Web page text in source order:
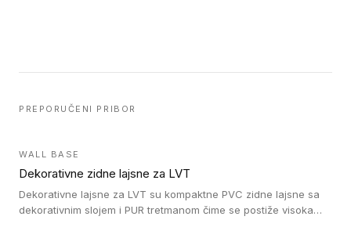
PREPORUČENI PRIBOR
WALL BASE
Dekorativne zidne lajsne za LVT
Dekorativne lajsne za LVT su kompaktne PVC zidne lajsne sa
dekorativnim slojem i PUR tretmanom čime se postiže visoka